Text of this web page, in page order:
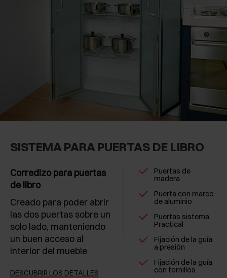
SISTEMA PARA PUERTAS DE LIBRO
Corredizo para puertas
de libro
Creado para poder abrir
las dos puertas sobre un
solo lado, manteniendo
un buen acceso al
interior del mueble
DESCUBRIR LOS DETALLES
Puertas de
madera
Puerta con marco
de aluminio
Puertas sistema
Practical
Fijación de la guía
a presión
Fijación de la guía
con tornillos